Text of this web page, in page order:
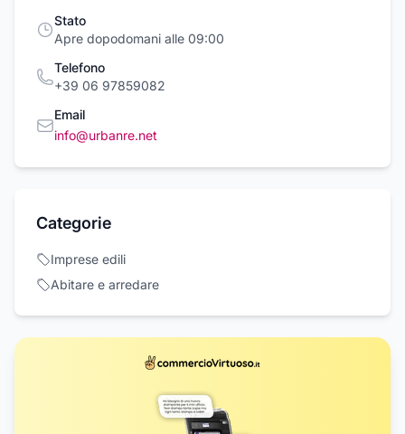
Stato
Apre dopodomani alle 09:00
Telefono
+39 06 97859082
Email
info@urbanre.net
Categorie
Imprese edili
Abitare e arredare